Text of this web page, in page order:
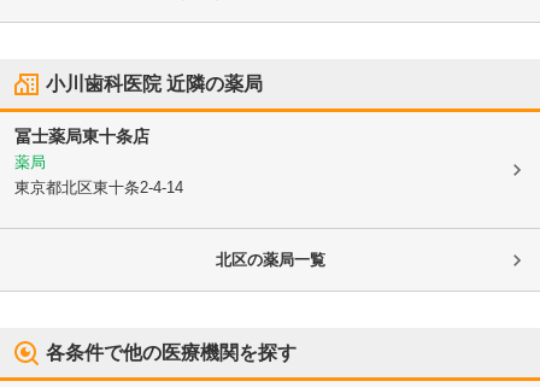
小川歯科医院近隣の薬局
冨士薬局東十条店
薬局
東京都北区東十条2-4-14
北区の薬局一覧
各条件で他の医療機関を探す